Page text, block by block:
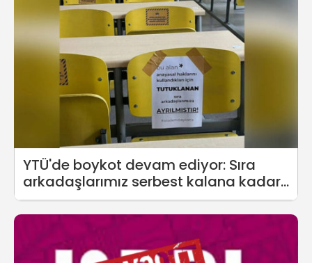
YTÜ'de boykot devam ediyor: Sıra
arkadaşlarımız serbest kalana kadar
sınava girmeyeceğiz